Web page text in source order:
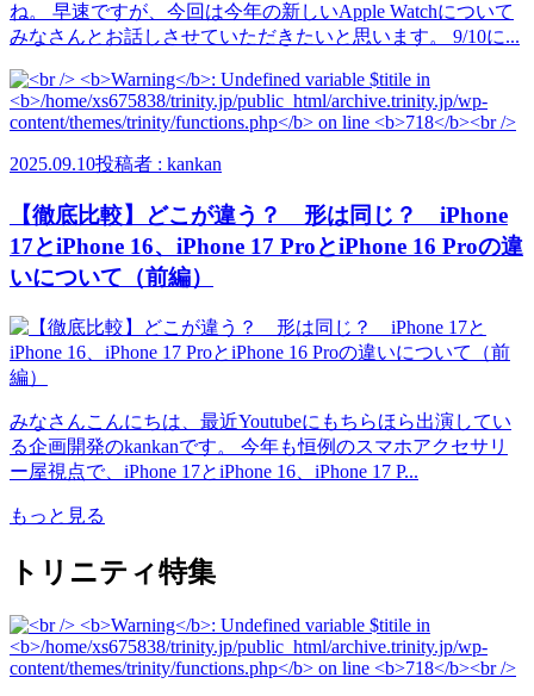
ね。 早速ですが、今回は今年の新しいApple Watchについて
みなさんとお話しさせていただきたいと思います。 9/10に...
2025.09.10投稿者 : kankan
【徹底比較】どこが違う？ 形は同じ？ iPhone
17とiPhone 16、iPhone 17 ProとiPhone 16 Proの違
いについて（前編）
みなさんこんにちは、最近Youtubeにもちらほら出演してい
る企画開発のkankanです。 今年も恒例のスマホアクセサリ
ー屋視点で、iPhone 17とiPhone 16、iPhone 17 P...
もっと見る
トリニティ特集